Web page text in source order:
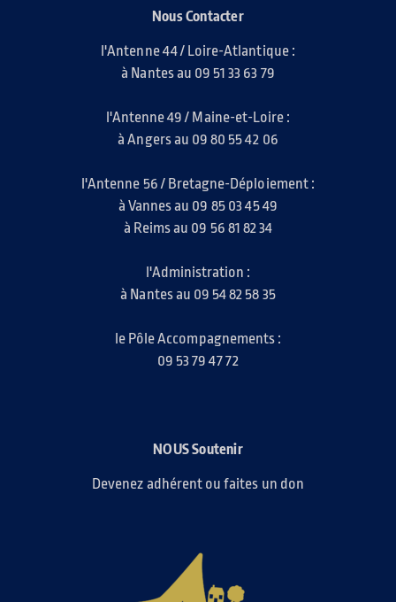
Nous Contacter
l'Antenne 44 / Loire-Atlantique :
à Nantes au 09 51 33 63 79
l'Antenne 49 / Maine-et-Loire :
à Angers au 09 80 55 42 06
l'Antenne 56 / Bretagne-Déploiement :
à Vannes au 09 85 03 45 49
à Reims au 09 56 81 82 34
l'Administration :
à Nantes au 09 54 82 58 35
le Pôle Accompagnements :
09 53 79 47 72
NOUS Soutenir
Devenez adhérent ou faites un don